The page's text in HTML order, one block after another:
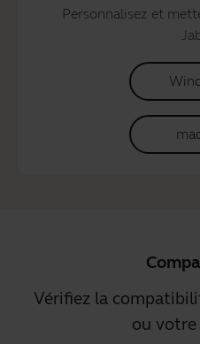
Personnalisez et
Vérifiez la
ou